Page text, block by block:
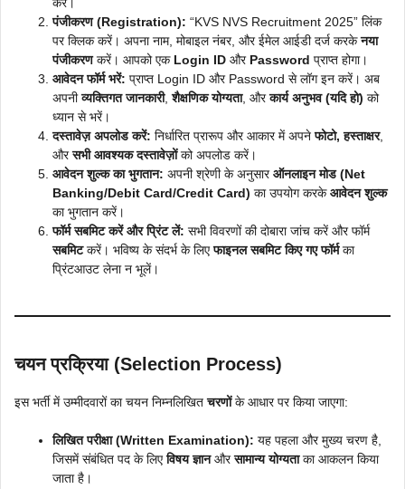
करें।
पंजीकरण (Registration): “KVS NVS Recruitment 2025” लिंक
पर क्लिक करें। अपना नाम, मोबाइल नंबर, और ईमेल आईडी दर्ज करकेनया
पंजीकरणकरें। आपको एक Login ID और Password प्राप्त होगा।
आवेदन फॉर्म भरें: प्राप्त Login ID और Password से लॉग इन करें। अब
अपनीव्यक्तिगत जानकारी,शैक्षणिक योग्यता, औरकार्य अनुभव (यदि हो) को
ध्यान से भरें।
दस्तावेज़ अपलोड करें: निर्धारित प्रारूप और आकार में अपनेफोटो, हस्ताक्षर,
औरसभी आवश्यक दस्तावेज़ोंको अपलोड करें।
आवेदन शुल्क का भुगतान: अपनी श्रेणी के अनुसारऑनलाइन मोड (Net
Banking/Debit Card/Credit Card) का उपयोग करकेआवेदन शुल्क
का भुगतान करें।
फॉर्म सबमिट करें और प्रिंट लें: सभी विवरणों की दोबारा जांच करें और फॉर्म
सबमिटकरें। भविष्य के संदर्भ के लिएफाइनल सबमिट किए गए फॉर्मका
प्रिंटआउट लेना न भूलें।
चयन प्रक्रिया (Selection Process)
इस भर्ती में उम्मीदवारों का चयन निम्नलिखितचरणोंके आधार पर किया जाएगा:
लिखित परीक्षा (Written Examination): यह पहला और मुख्य चरण है,
जिसमें संबंधित पद के लिएविषय ज्ञानऔरसामान्य योग्यताका आकलन किया
जाता है।